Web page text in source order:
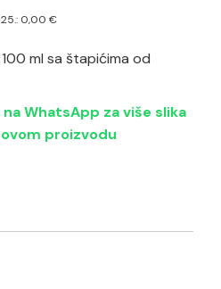
0,00€
ml sa štapićima od
WhatsApp za više slika
proizvodu